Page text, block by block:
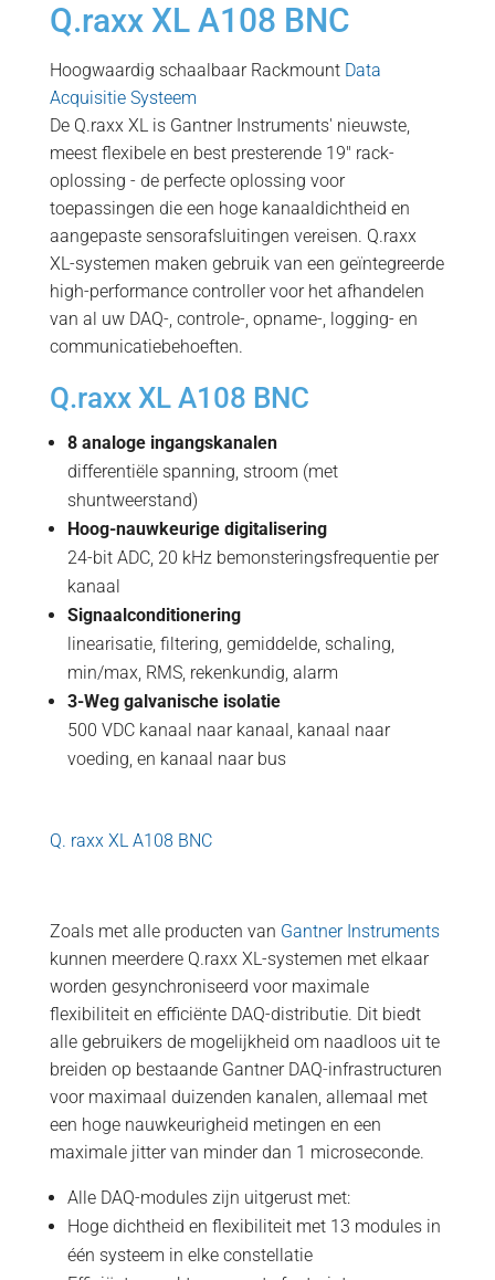
Q.raxx XL A108 BNC
Hoogwaardig schaalbaar Rackmount Data
Acquisitie Systeem
De Q.raxx XL is Gantner Instruments' nieuwste,
meest flexibele en best presterende 19″ rack-
oplossing - de perfecte oplossing voor
toepassingen die een hoge kanaaldichtheid en
aangepaste sensorafsluitingen vereisen. Q.raxx
XL-systemen maken gebruik van een geïntegreerde
high-performance controller voor het afhandelen
van al uw DAQ-, controle-, opname-, logging- en
communicatiebehoeften.
Q.raxx XL A108 BNC
8 analoge ingangskanalen
differentiële spanning, stroom (met
shuntweerstand)
Hoog-nauwkeurige digitalisering
24-bit ADC, 20 kHz bemonsteringsfrequentie per
kanaal
Signaalconditionering
linearisatie, filtering, gemiddelde, schaling,
min/max, RMS, rekenkundig, alarm
3-Weg galvanische isolatie
500 VDC kanaal naar kanaal, kanaal naar
voeding, en kanaal naar bus
Q. raxx XL A108 BNC
Zoals met alle producten van Gantner Instruments
kunnen meerdere Q.raxx XL-systemen met elkaar
worden gesynchroniseerd voor maximale
flexibiliteit en efficiënte DAQ-distributie. Dit biedt
alle gebruikers de mogelijkheid om naadloos uit te
breiden op bestaande Gantner DAQ-infrastructuren
voor maximaal duizenden kanalen, allemaal met
een hoge nauwkeurigheid metingen en een
maximale jitter van minder dan 1 microseconde.
Alle DAQ-modules zijn uitgerust met:
Hoge dichtheid en flexibiliteit met 13 modules in
één systeem in elke constellatie